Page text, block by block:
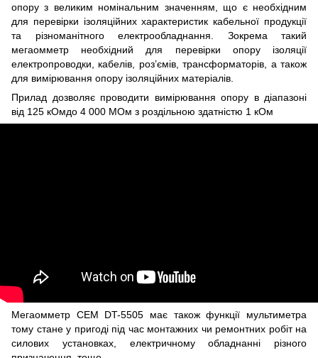
опору з великим номінальним значенням, що є необхідним
для перевірки ізоляційних характеристик кабельної продукції
та різноманітного електрообладнання. Зокрема такий
мегаомметр необхідний для перевірки опору ізоляції
електропроводки, кабелів, роз’ємів, трансформаторів, а також
для вимірювання опору ізоляційних матеріалів.
Прилад дозволяє проводити вимірювання опору в діапазоні
від 125 кОмдо 4 000 МОм з роздільною здатністю 1 кОм
Мегаомметр CEM DT-5505 має також функції мультиметра
тому стане у пригоді під час монтажних чи ремонтних робіт на
силових установках, електричному обладнанні різного